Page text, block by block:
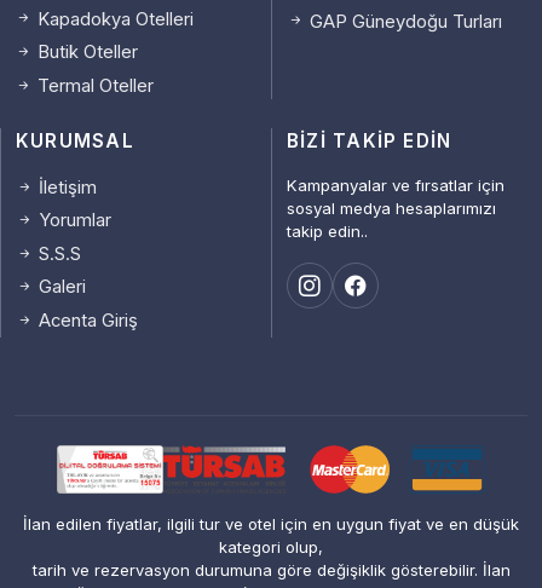
Kapadokya Otelleri
Butik Oteller
Termal Oteller
GAP Güneydoğu Turları
KURUMSAL
İletişim
Yorumlar
S.S.S
Galeri
Acenta Giriş
BIZI TAKIP EDIN
Kampanyalar ve fırsatlar için
sosyal medya hesaplarımızı
takip edin..
İlan edilen fiyatlar, ilgili tur ve otel için en uygun fiyat ve en düşük
kategori olup,
tarih ve rezervasyon durumuna göre değişiklik gösterebilir. İlan